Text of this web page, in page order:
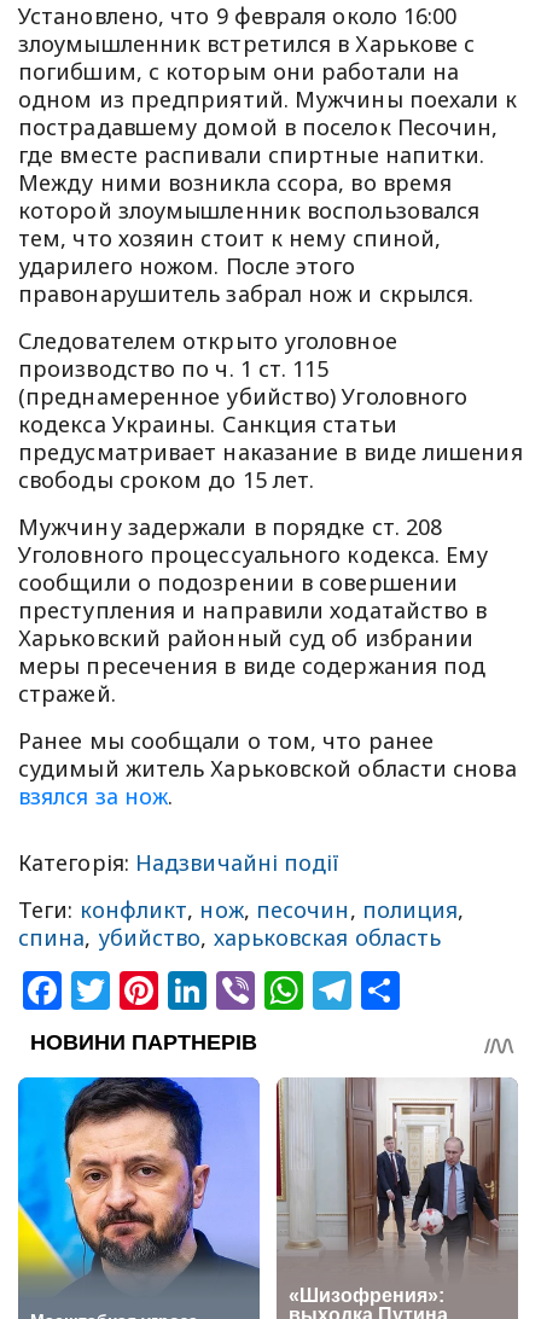
Установлено, что 9 февраля около 16:00
злоумышленник встретился в Харькове с
погибшим, с которым они работали на
одном из предприятий. Мужчины поехали к
пострадавшему домой в поселок Песочин,
где вместе распивали спиртные напитки.
Между ними возникла ссора, во время
которой злоумышленник воспользовался
тем, что хозяин стоит к нему спиной,
ударилего ножом. После этого
правонарушитель забрал нож и скрылся.
Следователем открыто уголовное
производство по ч. 1 ст. 115
(преднамеренное убийство) Уголовного
кодекса Украины. Санкция статьи
предусматривает наказание в виде лишения
свободы сроком до 15 лет.
Мужчину задержали в порядке ст. 208
Уголовного процессуального кодекса. Ему
сообщили о подозрении в совершении
преступления и направили ходатайство в
Харьковский районный суд об избрании
меры пресечения в виде содержания под
стражей.
Ранее мы сообщали о том, что ранее
судимый житель Харьковской области снова
взялся за нож.
Категорія: Надзвичайні події
Теги: конфликт, нож, песочин, полиция,
спина, убийство, харьковская область
Facebook
Twitter
Pinterest
LinkedIn
ViberWhatsApp
Telegram